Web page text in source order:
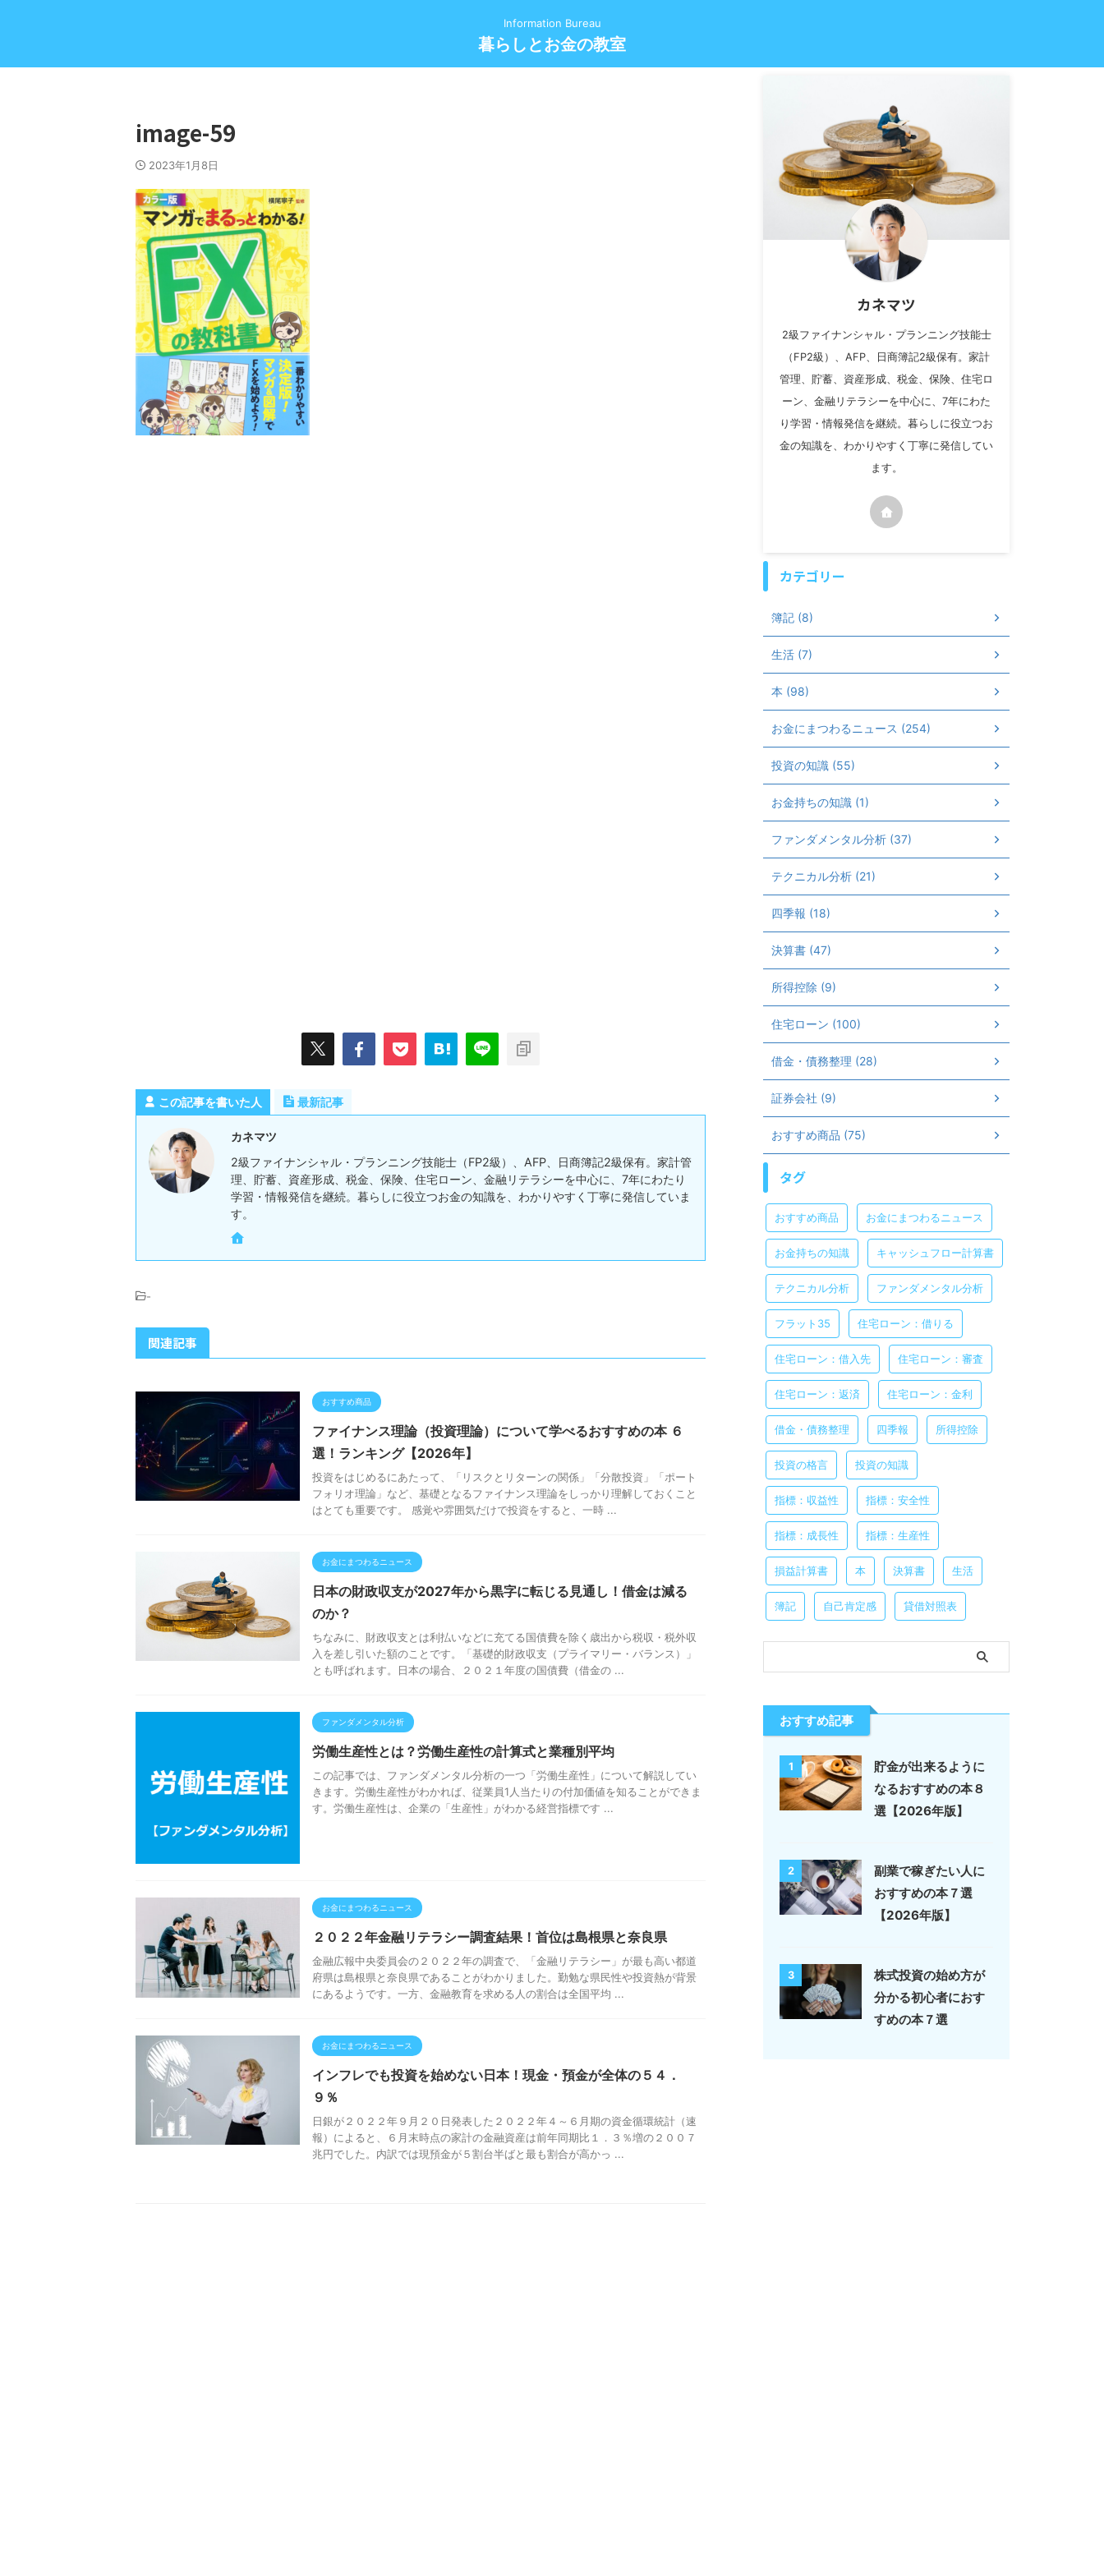
Information Bureau
暮らしとお金の教室
image-59
2023年1月8日
この記事を書いた人 最新記事
カネマツ
2級ファイナンシャル・プランニング技能士（FP2級）、AFP、日商簿記2級保有。家計管
理、貯蓄、資産形成、税金、保険、住宅ローン、金融リテラシーを中心に、7年にわたり
学習・情報発信を継続。暮らしに役立つお金の知識を、わかりやすく丁寧に発信していま
す。
-
関連記事
おすすめ商品
ファイナンス理論（投資理論）について学べるおすすめの本 ６
選！ランキング【2026年】
投資をはじめるにあたって、「リスクとリターンの関係」「分散投資」「ポート
フォリオ理論」など、基礎となるファイナンス理論をしっかり理解しておくこと
はとても重要です。 感覚や雰囲気だけで投資をすると、一時 ...
お金にまつわるニュース
日本の財政収支が2027年から黒字に転じる見通し！借金は減る
のか？
ちなみに、財政収支とは利払いなどに充てる国債費を除く歳出から税収・税外収
入を差し引いた額のことです。「基礎的財政収支（プライマリー・バランス）」
とも呼ばれます。日本の場合、２０２１年度の国債費（借金の ...
ファンダメンタル分析
労働生産性とは？労働生産性の計算式と業種別平均
この記事では、ファンダメンタル分析の一つ「労働生産性」について解説してい
きます。労働生産性がわかれば、従業員1人当たりの付加価値を知ることができま
す。労働生産性は、企業の「生産性」がわかる経営指標です ...
お金にまつわるニュース
２０２２年金融リテラシー調査結果！首位は島根県と奈良県
金融広報中央委員会の２０２２年の調査で、「金融リテラシー」が最も高い都道
府県は島根県と奈良県であることがわかりました。勤勉な県民性や投資熱が背景
にあるようです。一方、金融教育を求める人の割合は全国平均 ...
お金にまつわるニュース
インフレでも投資を始めない日本！現金・預金が全体の５４．
９％
日銀が２０２２年９月２０日発表した２０２２年４～６月期の資金循環統計（速
報）によると、６月末時点の家計の金融資産は前年同期比１．３％増の２００７
兆円でした。内訳では現預金が５割台半ばと最も割合が高かっ ...
カネマツ
2級ファイナンシャル・プランニング技能士
（FP2級）、AFP、日商簿記2級保有。家計
管理、貯蓄、資産形成、税金、保険、住宅ロ
ーン、金融リテラシーを中心に、7年にわた
り学習・情報発信を継続。暮らしに役立つお
金の知識を、わかりやすく丁寧に発信してい
ます。
カテゴリー
簿記 (8)
生活 (7)
本 (98)
お金にまつわるニュース (254)
投資の知識 (55)
お金持ちの知識 (1)
ファンダメンタル分析 (37)
テクニカル分析 (21)
四季報 (18)
決算書 (47)
所得控除 (9)
住宅ローン (100)
借金・債務整理 (28)
証券会社 (9)
おすすめ商品 (75)
タグ
おすすめ商品 お金にまつわるニュース
お金持ちの知識 キャッシュフロー計算書
テクニカル分析 ファンダメンタル分析
フラット35 住宅ローン：借りる
住宅ローン：借入先 住宅ローン：審査
住宅ローン：返済 住宅ローン：金利
借金・債務整理 四季報 所得控除
投資の格言 投資の知識
指標：収益性 指標：安全性
指標：成長性 指標：生産性
損益計算書 本 決算書 生活
簿記 自己肯定感 貸借対照表
おすすめ記事
1
貯金が出来るように
なるおすすめの本８
選【2026年版】
2
副業で稼ぎたい人に
おすすめの本７選
【2026年版】
3
株式投資の始め方が
分かる初心者におす
すめの本７選